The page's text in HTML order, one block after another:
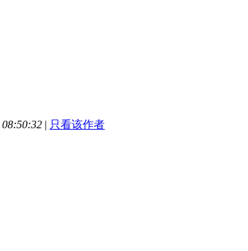
| 只看该作者